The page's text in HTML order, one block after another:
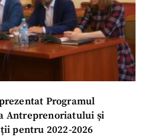
Programul
Antreprenoriatului și
pentru 2022-2026